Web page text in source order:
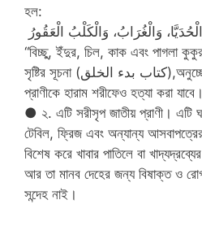
হল:
وَالْغُرَابُ، وَالْكَلْبُ الْعَقُورُ
“বিচ্ছু, ইঁদুর, চিল, কাক এবং পাগলা
সৃষ্টির সূচনা (كتاب بدء الخلق),অনুচ্ছেদ: পাঁচ শ্রেণির অনিষ্টকারী
প্রাণীকে হারাম শরীফেও হত্যা করা
● ২. এটি সরীসৃপ জাতীয় প্রাণী। এটি
টেবিল, ফ্রিজ এবং অন্যান্য
বিশেষ করে খাবার পাতিলে বা
আর তা মানব দেহের জন্য বিষাক্ত ও
সন্দেহ নাই।